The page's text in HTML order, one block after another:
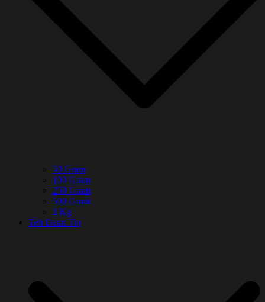
50 Gram
100 Gram
250 Gram
500 Gram
1 Kg
Teh Daun Tin